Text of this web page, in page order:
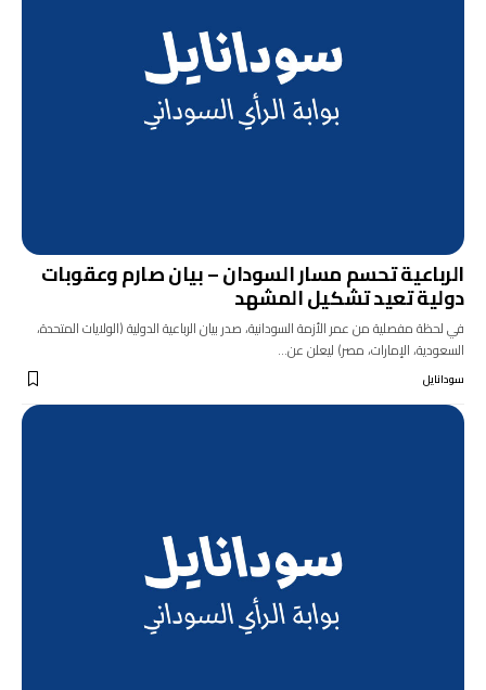
الرباعية تحسم مسار السودان – بيان صارم وعقوبات
دولية تعيد تشكيل المشهد
في لحظة مفصلية من عمر الأزمة السودانية، صدر بيان الرباعية الدولية (الولايات المتحدة،
السعودية، الإمارات، مصر) ليعلن عن…
سودانايل